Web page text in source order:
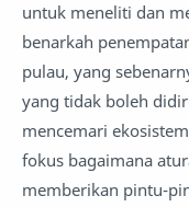
untuk meneliti dan
benarkah
pulau, yang
yang tidak boleh
mencemari
fokus bagaimana
memberikan pintu-